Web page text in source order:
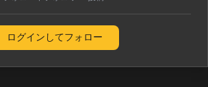
ログインしてフォロー